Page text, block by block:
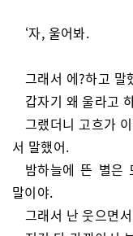
‘자, 울어봐.
그래서 에?하고 말
갑자기 왜 울라고
그랬더니 고흐가
서 말했어.
밤하늘에 뜬 별은
말이야.
그래서 난 웃으면